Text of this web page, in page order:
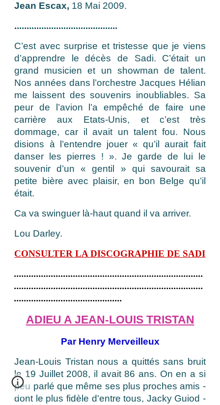
Jean Escax, 18 Mai 2009.
..........................................
C’est avec surprise et tristesse que je viens
d’apprendre le décès de Sadi. C’était un
grand musicien et un showman de talent.
Nos années dans l’orchestre Jacques Hélian
me laissent des souvenirs inoubliables. Sa
peur de l’avion l’a empêché de faire une
carrière aux Etats-Unis, et c’est très
dommage, car il avait un talent fou. Nous
disions à l’entendre jouer « qu’il aurait fait
danser les pierres ! ». Je garde de lui le
souvenir d’un « gentil » qui savourait sa
petite bière avec plaisir, en bon Belge qu’il
était.
Ca va swinguer là-haut quand il va arriver.
Lou Darley.
CONSULTER LA DISCOGRAPHIE DE SADI
.............................................................................
.............................................................................
............................................
ADIEU A JEAN-LOUIS TRISTAN
Par Henry Merveilleux
Jean-Louis Tristan nous a quittés sans bruit
le 19 Juillet 2008, il avait 86 ans. On en a si
peu parlé que même ses plus proches amis -
dont le plus fidèle d'entre tous, Jacky Guiod -